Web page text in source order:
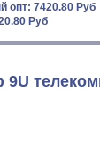
опт: 7420.80 Руб
Руб